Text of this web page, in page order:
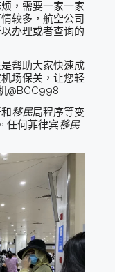
，需要一家一家
较多，航空公司
办理或者查询的
帮助大家快速成
场保关，让您轻
@BGC998
移民局程序等变
任何菲律宾移民